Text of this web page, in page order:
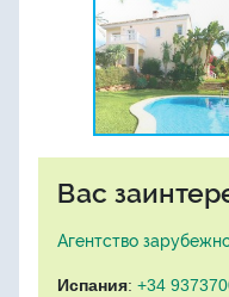
Вас
Агентство
Испания: +34